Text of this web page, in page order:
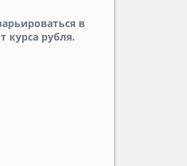
в
курса рубля.